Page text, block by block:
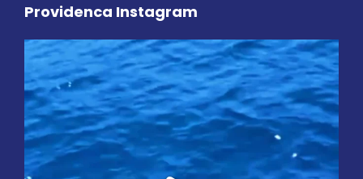
Providenca Instagram